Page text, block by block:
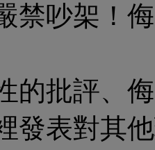
禁吵架！
的批評、
發表對其